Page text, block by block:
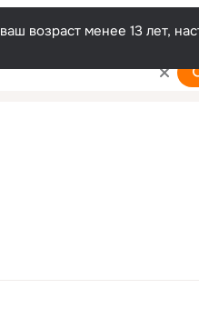
возраст менее 13 лет,